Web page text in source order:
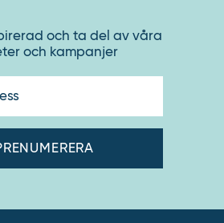
och ta del av våra
och kampanjer